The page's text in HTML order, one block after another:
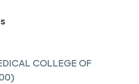
about preventative
vaccines, screenings
for her adult patients.
of the Texas
COLLEGE OF